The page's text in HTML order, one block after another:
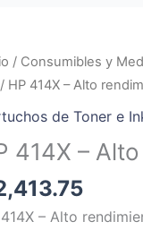
/ Consumibles y
HP 414X – Alto
de Toner e
414X –
– Alto